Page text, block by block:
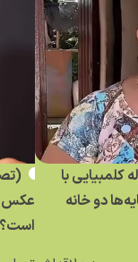
کلمبیا؛ زن ۶۷ ساله کلمبیایی با
دو خانه
است؟